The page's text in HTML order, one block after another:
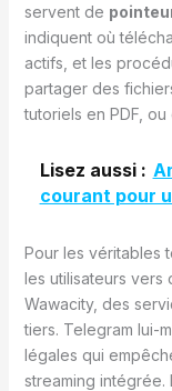
servent de
indiquent où
actifs, et les
partager des
tutoriels en PDF,
Lisez aussi :
courant pour
Pour les véritables
les utilisateurs vers
Wawacity, des
tiers. Telegram lui-
légales qui
streaming